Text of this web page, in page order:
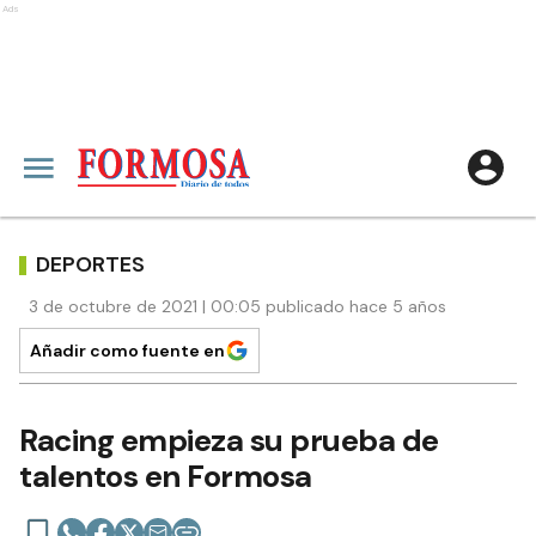
Ads
DEPORTES
3 de octubre de 2021 | 00:05 publicado hace 5 años
Añadir como fuente en
Racing empieza su prueba de
talentos en Formosa